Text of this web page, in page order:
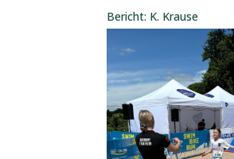
Bericht: K. Krause